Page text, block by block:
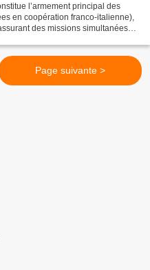
l’armement principal des
en coopération franco-italienne),
des missions simultanées
Page suivante >